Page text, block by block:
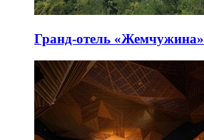
Гранд-отель «Жемчужина»